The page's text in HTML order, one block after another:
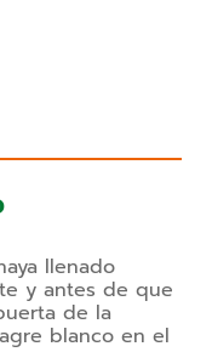
llenado
y antes de que
de la
blanco en el